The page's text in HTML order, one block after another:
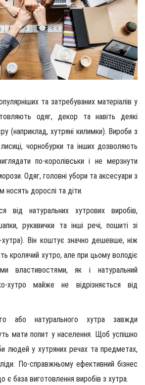
та затребуваних матеріалів у
одяг, декор та навіть деякі
(наприклад, хутряні килимки). Вироби з
чорнобурки та інших дозволяють
по-королівськи і не мерзнути
Одяг, головні убори та аксесуари з
носять дорослі та діти.
від натуральних хутрових виробів,
рукавички та інші речі, пошиті зі
Він коштує значно дешевше, ніж
кролячий хутро, але при цьому володіє
властивостями, як і натуральний
хутро майже не відрізняється від
або натурального хутра завжди
мати попит у населення. Щоб успішно
людей у ​​хутряних речах та предметах,
По-справжньому ефективний бізнес
є база виготовлення виробів з хутра.